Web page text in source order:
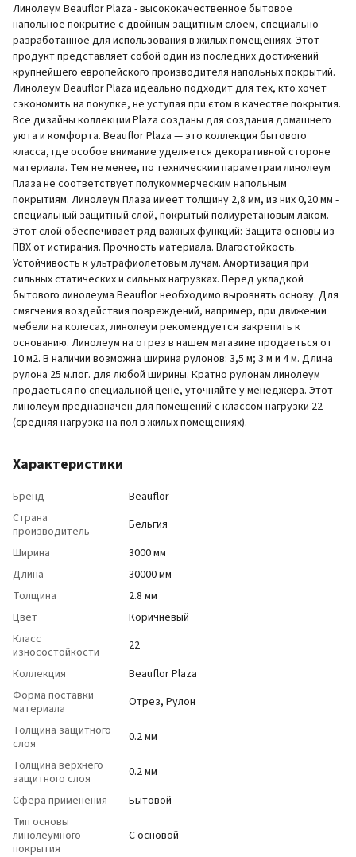
Линолеум Beauflor Plaza - высококачественное бытовое
напольное покрытие с двойным защитным слоем, специально
разработанное для использования в жилых помещениях. Этот
продукт представляет собой один из последних достижений
крупнейшего европейского производителя напольных покрытий.
Линолеум Beauflor Plaza идеально подходит для тех, кто хочет
сэкономить на покупке, не уступая при єтом в качестве покрытия.
Все дизайны коллекции Plaza созданы для создания домашнего
уюта и комфорта. Beauflor Plaza — это коллекция бытового
класса, где особое внимание уделяется декоративной стороне
материала. Тем не менее, по техническим параметрам линолеум
Плаза не соответствует полукоммерческим напольным
покрытиям. Линолеум Плаза имеет толщину 2,8 мм, из них 0,20 мм -
специальный защитный слой, покрытый полиуретановым лаком.
Этот слой обеспечивает ряд важных функций: Защита основы из
ПВХ от истирания. Прочность материала. Влагостойкость.
Устойчивость к ультрафиолетовым лучам. Амортизация при
сильных статических и сильных нагрузках. Перед укладкой
бытового линолеума Beauflor необходимо выровнять основу. Для
смягчения воздействия повреждений, например, при движении
мебели на колесах, линолеум рекомендуется закрепить к
основанию. Линолеум на отрез в нашем магазине продаеться от
10 м2. В наличии возможна ширина рулонов: 3,5 м; 3 м и 4 м. Длина
рулона 25 м.пог. для любой ширины. Кратно рулонам линолеум
продаеться по специальной цене, уточняйте у менеджера. Этот
линолеум предназначен для помещений с классом нагрузки 22
(средняя нагрузка на пол в жилых помещениях).
Характеристики
Бренд
Beauflor
Страна
производитель
Бельгия
Ширина
3000 мм
Длина
30000 мм
Толщина
2.8 мм
Цвет
Коричневый
Класс
износостойкости
22
Коллекция
Beauflor Plaza
Форма поставки
материала
Отрез, Рулон
Толщина защитного
слоя
0.2 мм
Толщина верхнего
защитного слоя
0.2 мм
Сфера применения
Бытовой
Тип основы
линолеумного
покрытия
С основой